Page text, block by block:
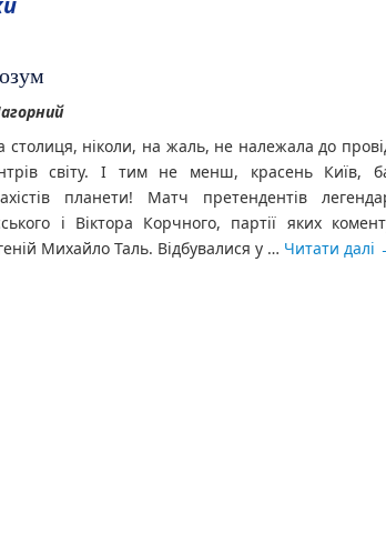
столиця, ніколи, на жаль, не належала до
світу. І тим не менш, красень Київ,
планети! Матч претендентів
і Віктора Корчного, партії яких
Михайло Таль. Відбувалися у … Читати далі